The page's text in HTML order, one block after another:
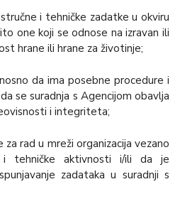
i tehničke zadatke u okviru
one koji se odnose na izravan ili
hrane ili hrane za životinje;
da ima posebne procedure i
se suradnja s Agencijom obavlja
i integriteta;
rad u mreži organizacija vezano
i tehničke aktivnosti i/ili da je
zadataka u suradnji s